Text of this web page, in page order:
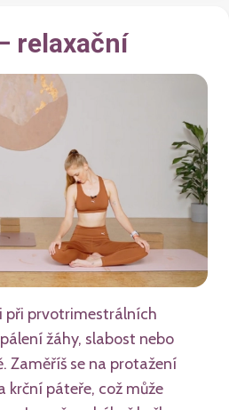
relaxační
při prvotrimestrálních
žáhy, slabost nebo
Zaměříš se na protažení
krční páteře, což může